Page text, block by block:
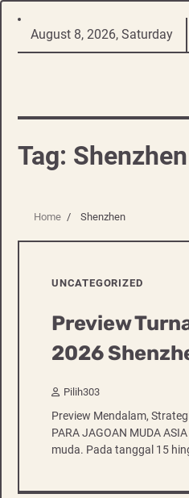
Skip
August 8, 2026, Saturday
Tag: Shenzhen
Home Shenzhen
UNCATEGORIZED
Preview
2026
Pilih303
Preview Mendalam,
PARA JAGOAN MUDA
muda. Pada tanggal 15